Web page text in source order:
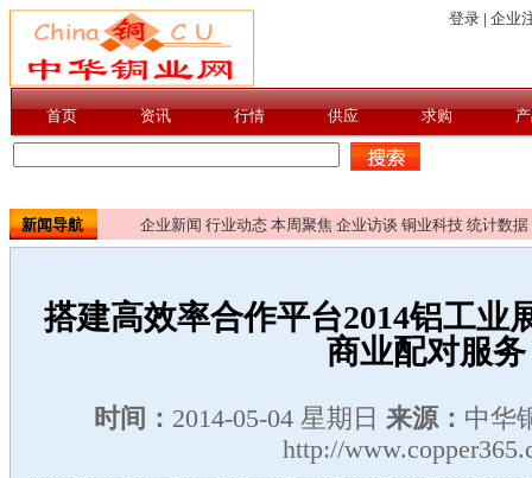
新闻导航 企业新闻 行业动态 本周聚焦 企业访谈 铜业科技 统计数据
搭建高效率合作平台2014铝工业
商业配对服务
时间： 2014-05-04 星期日 来源： 中华
http://